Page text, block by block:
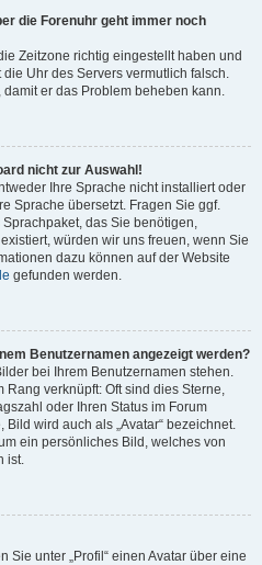
die Forenuhr geht immer noch
Zeitzone richtig eingestellt haben und
Uhr des Servers vermutlich falsch.
er das Problem beheben kann.
nicht zur Auswahl!
Ihre Sprache nicht installiert oder
Sprache übersetzt. Fragen Sie ggf.
das Sie benötigen,
würden wir uns freuen, wenn Sie
dazu können auf der Website
gefunden werden.
Benutzernamen angezeigt werden?
bei Ihrem Benutzernamen stehen.
Rang verknüpft: Oft sind dies Sterne,
oder Ihren Status im Forum
wird auch als „Avatar“ bezeichnet.
ein persönliches Bild, welches von
ist.
Sie unter „Profil“ einen Avatar über eine